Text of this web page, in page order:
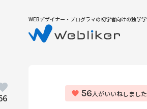
WEBデザイナー・プログラマの初学者向けの独学学
56人がいいねしました